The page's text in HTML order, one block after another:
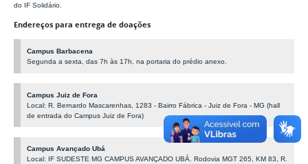
do IF Solidário.
Endereços para entrega de doações
Campus Barbacena
Segunda a sexta, das 7h às 17h, na portaria do prédio anexo.
Campus Juiz de Fora
Local: R. Bernardo Mascarenhas, 1283 - Bairro Fábrica - Juiz de Fora - MG (hall
de entrada do Campus Juiz de Fora)
Campus Avançado Ubá
Local: IF SUDESTE MG CAMPUS AVANÇADO UBÁ. Rodovia MGT 265, KM 83, R.